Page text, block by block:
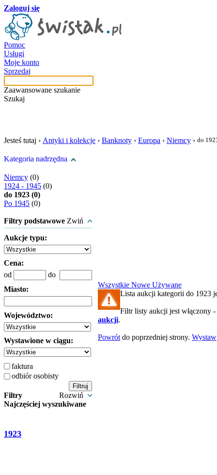
Zaloguj się
Pomoc
Usługi
Moje konto
Sprzedaj
Zaawansowane szukanie
Szukaj
Jesteś tutaj › Antyki i kolekcje › Banknoty › Europa › Niemcy › do
Kategoria nadrzędna
Niemcy (0)
1924 - 1945 (0)
do 1923 (0)
Po 1945 (0)
Filtry podstawowe Zwiń
Aukcje typu:
Cena:
od
do
Miasto:
Województwo:
Wystawione w ciągu:
faktura
odbiór osobisty
Filtry
Rozwiń
Najczęściej wyszukiwane
1923
Wszystkie Nowe Używane
Lista aukcji kategorii do 1923
Filtr listy aukcji jest włączony -
aukcji.
Powrót do poprzedniej strony. Wystaw